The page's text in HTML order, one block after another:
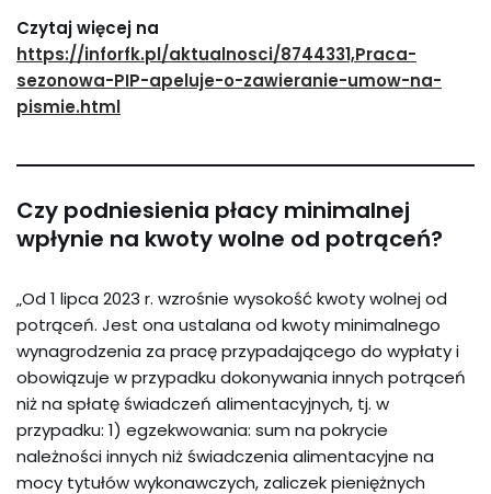
Czytaj więcej na
https://inforfk.pl/aktualnosci/8744331,Praca-
sezonowa-PIP-apeluje-o-zawieranie-umow-na-
pismie.html
Czy podniesienia płacy minimalnej
wpłynie na kwoty wolne od potrąceń?
„Od 1 lipca 2023 r. wzrośnie wysokość kwoty wolnej od
potrąceń. Jest ona ustalana od kwoty minimalnego
wynagrodzenia za pracę przypadającego do wypłaty i
obowiązuje w przypadku dokonywania innych potrąceń
niż na spłatę świadczeń alimentacyjnych, tj. w
przypadku: 1) egzekwowania: sum na pokrycie
należności innych niż świadczenia alimentacyjne na
mocy tytułów wykonawczych, zaliczek pieniężnych